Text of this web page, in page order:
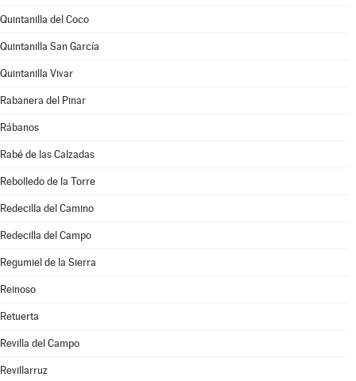
Quintanilla del Coco
Quintanilla San García
Quintanilla Vivar
Rabanera del Pinar
Rábanos
Rabé de las Calzadas
Rebolledo de la Torre
Redecilla del Camino
Redecilla del Campo
Regumiel de la Sierra
Reinoso
Retuerta
Revilla del Campo
Revillarruz